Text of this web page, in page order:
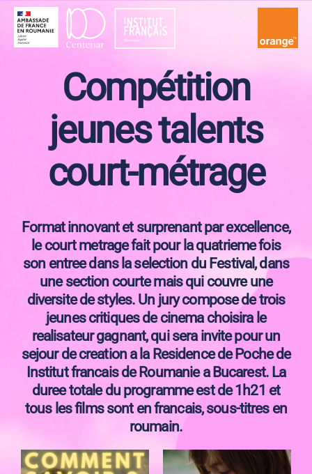
Compétition
jeunes talents
court-métrage
Format innovant et surprenant par excellence,
le court metrage fait pour la quatrieme fois
son entree dans la selection du Festival, dans
une section courte mais qui couvre une
diversite de styles. Un jury compose de trois
jeunes critiques de cinema choisira le
realisateur gagnant, qui sera invite pour un
sejour de creation a la Residence de Poche de
Institut francais de Roumanie a Bucarest. La
duree totale du programme est de 1h21 et
tous les films sont en francais, sous-titres en
roumain.